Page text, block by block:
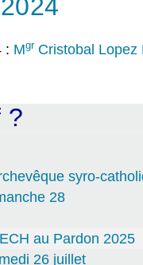
: MgrCristobal Lopez
?
syro-
28
au Pardon 2025
26 juillet